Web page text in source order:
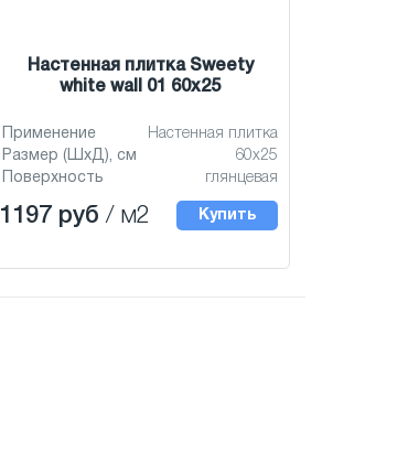
Настенная плитка Sweety
white wall 01 60x25
Применение
Настенная плитка
Размер (ШхД), см
60x25
Поверхность
глянцевая
1197 руб / м2 Купить